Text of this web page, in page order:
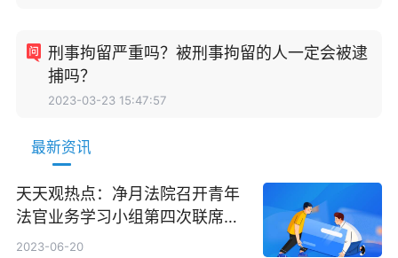
刑事拘留严重吗？被刑事拘留的人一定会被逮
捕吗？
2023-03-23 15:47:57
最新资讯
天天观热点：净月法院召开青年
法官业务学习小组第四次联席会
议
2023-06-20